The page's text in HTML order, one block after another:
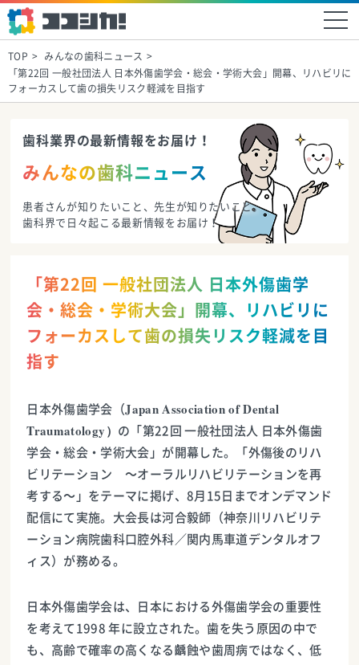
TOP
みんなの歯科ニュース
「第22回 一般社団法人 日本外傷歯学会・総会・学術大会」開幕、リハビリに
フォーカスして歯の損失リスク軽減を目指す
歯科業界の最新情報をお届け！
みんなの歯科ニュース
患者さんが知りたいこと、先生が知りたいこと。
歯科界で日々起こる最新情報をお届け！
「第22回 一般社団法人 日本外傷歯学
会・総会・学術大会」開幕、リハビリに
フォーカスして歯の損失リスク軽減を目
指す
日本外傷歯学会（Japan Association of Dental
Traumatology）
の「第22回 一般社団法人 日本外傷歯
学会・総会・学術大会」が開幕した。「外傷後のリハ
ビリテーション ～オーラルリハビリテーションを再
考する～」をテーマに掲げ、8月15日までオンデマンド
配信にて実施。大会長は河合毅師（神奈川リハビリテ
ーション病院歯科口腔外科／関内馬車道デンタルオフ
ィス）が務める。
日本外傷歯学会は、日本における外傷歯学会の重要性
を考えて1998 年に設立された。歯を失う原因の中で
も、高齢で確率の高くなる齲蝕や歯周病ではなく、低